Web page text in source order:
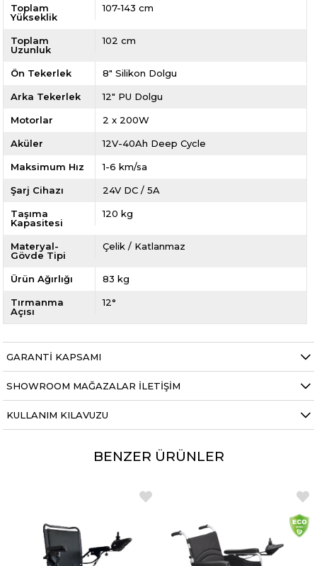
Toplam
Yükseklik
107-143 cm
Toplam
Uzunluk
102 cm
Ön Tekerlek 8" Silikon Dolgu
Arka Tekerlek 12" PU Dolgu
Motorlar 2 x 200W
Aküler 12V-40Ah Deep Cycle
Maksimum Hız 1-6 km/sa
Şarj Cihazı 24V DC / 5A
Taşıma
Kapasitesi
120 kg
Materyal-
Gövde Tipi
Çelik / Katlanmaz
Ürün Ağırlığı 83 kg
Tırmanma
Açısı
12°
GARANTI KAPSAMI
SHOWROOM MAĞAZALAR İLETIŞIM
KULLANIM KILAVUZU
BENZER ÜRÜNLER